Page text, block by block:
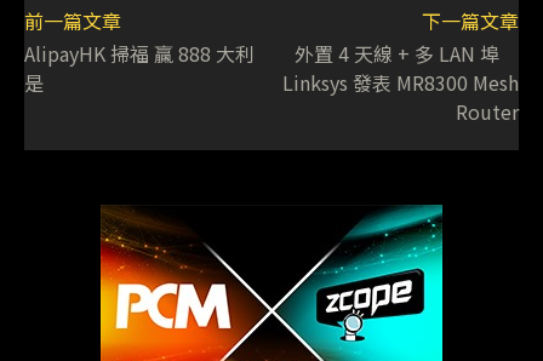
前一篇文章
AlipayHK 掃福 贏 888 大利
是
下一篇文章
外置 4 天線 + 多 LAN 埠
Linksys 發表 MR8300 Mesh
Router